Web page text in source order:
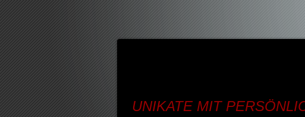
UNIKATE MIT